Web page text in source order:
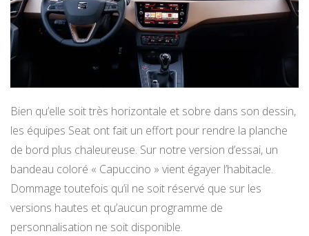
Bien qu’elle soit très horizontale et sobre dans son dessin,
les équipes Seat ont fait un effort pour rendre la planche
de bord plus chaleureuse. Sur notre version d’essai, un
bandeau coloré « Capuccino » vient égayer l’habitacle.
Dommage toutefois qu’il ne soit réservé que sur les
versions hautes et qu’aucun programme de
personnalisation ne soit disponible.